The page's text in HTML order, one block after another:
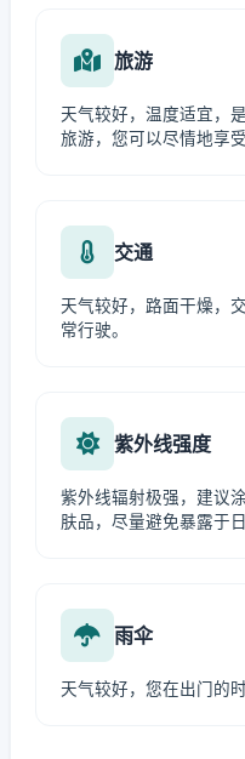
旅游
天气较好，温度适宜，
旅游，您可以尽情地享
交通
天气较好，路面干燥，
常行驶。
紫外线强度
紫外线辐射极强，建议
肤品，尽量避免暴露于日
雨伞
天气较好，您在出门的